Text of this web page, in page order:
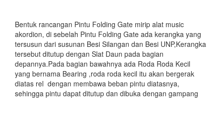
Bentuk rancangan Pintu Folding Gate mirip alat music
akordion, di sebelah Pintu Folding Gate ada kerangka yang
tersusun dari susunan Besi Silangan dan Besi UNP,Kerangka
tersebut ditutup dengan Slat Daun pada bagian
depannya.Pada bagian bawahnya ada Roda Roda Kecil
yang bernama Bearing ,roda roda kecil itu akan bergerak
diatas rel dengan membawa beban pintu diatasnya,
sehingga pintu dapat ditutup dan dibuka dengan gampang